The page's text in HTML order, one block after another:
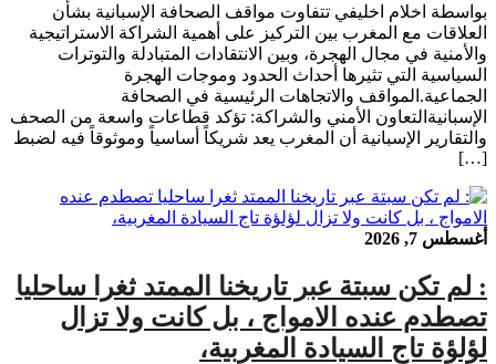
بواسطة اخلام اخليفي تتفاوت مواقف الصحافة الإسبانية بشأن
العلاقات مع المغرب بين التركيز على أهمية الشراكة الاستراتيجية
والأمنية في مجال الهجرة، وبين الانتقادات المتبادلة والتوترات
السياسية التي تثيرها أحداث الحدود وموجات الهجرة
الجماعية.المواقف والاتجاهات الرئيسية في الصحافة
الإسبانيةالتعاون الأمني والشراكة: تؤكد قطاعات واسعة من الصحف
والتقارير الإسبانية أن المغرب يعد شريكاً أساسياً وموثوقاً فيه لضبط
[…]
أغسطس 7, 2026
: لم تكن سبتة عبر تاريخنا الممتد ثغرا ساحليا
تصطدم عنده الامواج ، بل كانت ولا تزال
لؤلؤة تاج السيادة المغربية،